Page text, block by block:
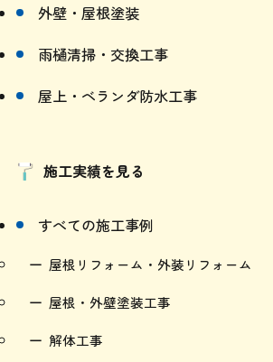
外壁・屋根塗装
雨樋清掃・交換工事
屋上・ベランダ防水工事
施工実績を見る
すべての施工事例
屋根リフォーム・外装リフォーム
屋根・外壁塗装工事
解体工事